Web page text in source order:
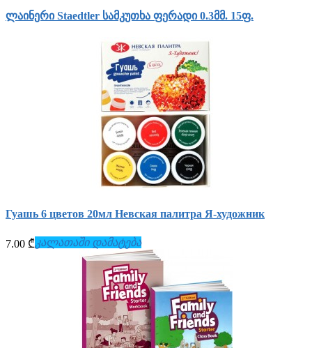
ლაინერი Staedtler სამკუთხა ფერადი 0.3მმ. 15ფ.
Гуашь 6 цветов 20мл Невская палитра Я-художник
7.00 ₾ კალათაში დამატება